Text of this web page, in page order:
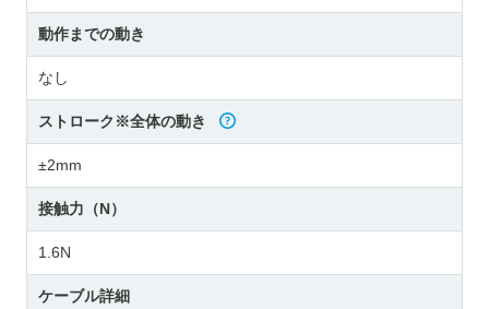
動作までの動き
なし
ストローク※全体の動き
±2mm
接触力（N）
1.6N
ケーブル詳細